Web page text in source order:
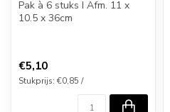
Pak à 6 stuks I Afm. 11 x
10.5 x 36cm
€5,10
Stukprijs: €0,85 /